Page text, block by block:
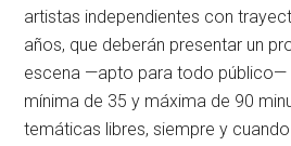
artistas independientes con
años, que deberán presentar un
escena —apto para todo público—
mínima de 35 y máxima de 90
temáticas libres, siempre y